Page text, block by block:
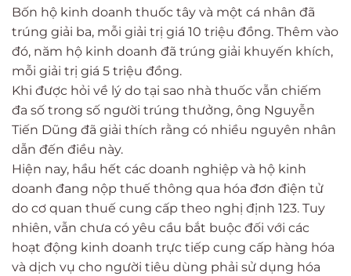
Bốn hộ kinh doanh thuốc tây và một cá nhân đã
trúng giải ba, mỗi giải trị giá 10 triệu đồng. Thêm vào
đó, năm hộ kinh doanh đã trúng giải khuyến khích,
mỗi giải trị giá 5 triệu đồng.
Khi được hỏi về lý do tại sao nhà thuốc vẫn chiếm
đa số trong số người trúng thưởng, ông Nguyễn
Tiến Dũng đã giải thích rằng có nhiều nguyên nhân
dẫn đến điều này.
Hiện nay, hầu hết các doanh nghiệp và hộ kinh
doanh đang nộp thuế thông qua hóa đơn điện tử
do cơ quan thuế cung cấp theo nghị định 123. Tuy
nhiên, vẫn chưa có yêu cầu bắt buộc đối với các
hoạt động kinh doanh trực tiếp cung cấp hàng hóa
và dịch vụ cho người tiêu dùng phải sử dụng hóa